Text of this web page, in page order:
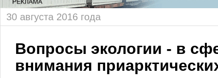
30 августа 2016 года
Вопросы экологии - в
внимания